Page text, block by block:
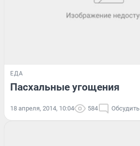
ЕДА
Пасхальные угощения
18 апреля, 2014, 10:04 584 Обсудить